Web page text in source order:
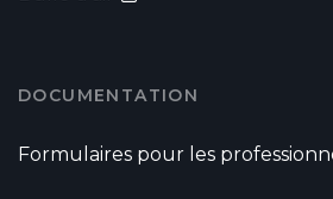
DOCUMENTATION
Formulaires pour les